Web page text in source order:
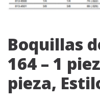
Boquillas
164 – 1
pieza,